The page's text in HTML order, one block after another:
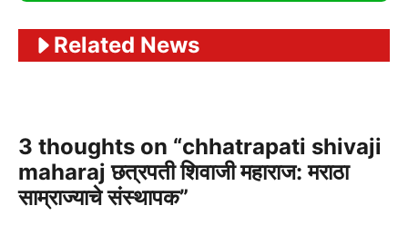
Related News
3 thoughts on “chhatrapati shivaji
maharaj छत्रपती शिवाजी महाराज: मराठा
साम्राज्याचे संस्थापक”